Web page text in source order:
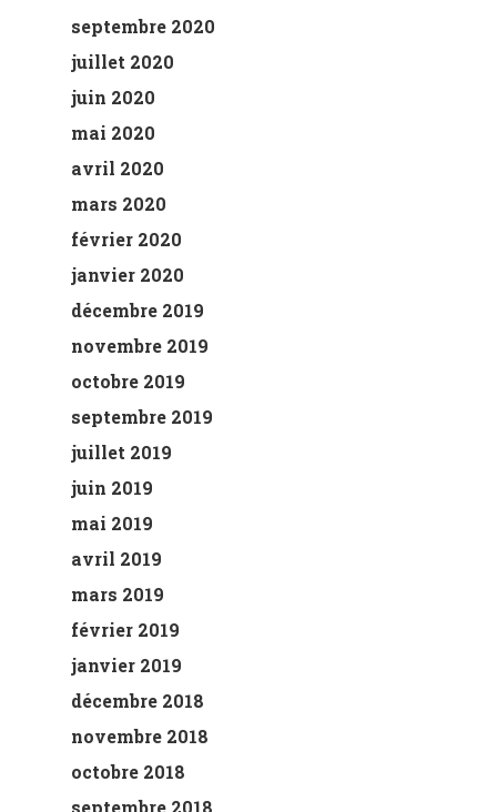
septembre 2020
juillet 2020
juin 2020
mai 2020
avril 2020
mars 2020
février 2020
janvier 2020
décembre 2019
novembre 2019
octobre 2019
septembre 2019
juillet 2019
juin 2019
mai 2019
avril 2019
mars 2019
février 2019
janvier 2019
décembre 2018
novembre 2018
octobre 2018
septembre 2018